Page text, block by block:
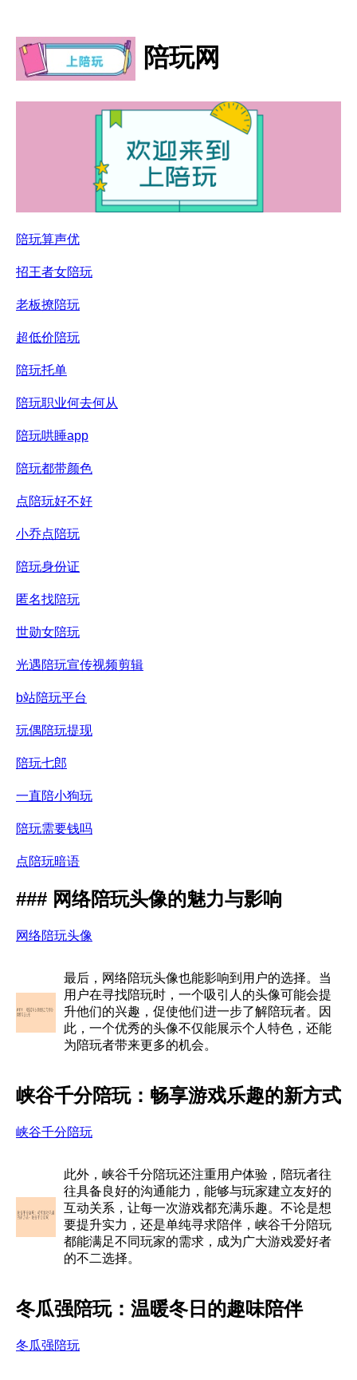
陪玩网
陪玩算声优
招王者女陪玩
老板撩陪玩
超低价陪玩
陪玩托单
陪玩职业何去何从
陪玩哄睡app
陪玩都带颜色
点陪玩好不好
小乔点陪玩
陪玩身份证
匿名找陪玩
世勋女陪玩
光遇陪玩宣传视频剪辑
b站陪玩平台
玩偶陪玩提现
陪玩七郎
一直陪小狗玩
陪玩需要钱吗
点陪玩暗语
### 网络陪玩头像的魅力与影响
网络陪玩头像
最后，网络陪玩头像也能影响到用户的选择。当
用户在寻找陪玩时，一个吸引人的头像可能会提
升他们的兴趣，促使他们进一步了解陪玩者。因
此，一个优秀的头像不仅能展示个人特色，还能
为陪玩者带来更多的机会。
峡谷千分陪玩：畅享游戏乐趣的新方式
峡谷千分陪玩
此外，峡谷千分陪玩还注重用户体验，陪玩者往
往具备良好的沟通能力，能够与玩家建立友好的
互动关系，让每一次游戏都充满乐趣。不论是想
要提升实力，还是单纯寻求陪伴，峡谷千分陪玩
都能满足不同玩家的需求，成为广大游戏爱好者
的不二选择。
冬瓜强陪玩：温暖冬日的趣味陪伴
冬瓜强陪玩